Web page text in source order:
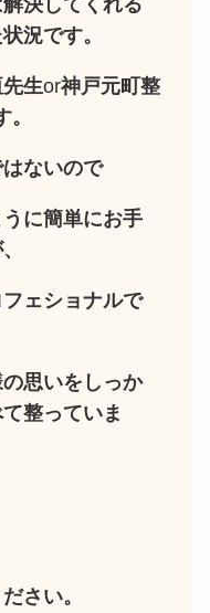
決してくれる
況です。
生or神戸元町整
ないので
に簡単にお手
ェショナルで
の思いをしっか
整っていま
さい。